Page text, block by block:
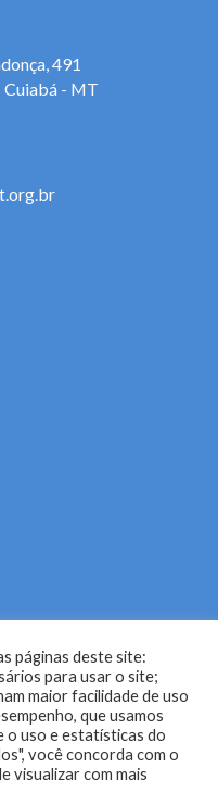
491
Cuiabá - MT
e Agronomia de
páginas deste site:
para usar o site;
maior facilidade de uso
que usamos
o uso e estatísticas do
você concorda com o
visualizar com mais